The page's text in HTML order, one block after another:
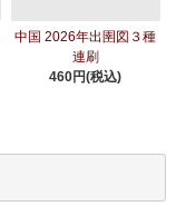
中国 2026年出圉図３種
連刷
460円(税込)